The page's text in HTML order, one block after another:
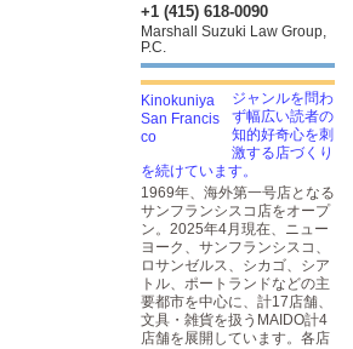
+1 (415) 618-0090
Marshall Suzuki Law Group,
P.C.
ジャンルを問わ
ず幅広い読者の
知的好奇心を刺
激する店づくり
を続けています。
1969年、海外第一号店となる
サンフランシスコ店をオープ
ン。2025年4月現在、ニュー
ヨーク、サンフランシスコ、
ロサンゼルス、シカゴ、シア
トル、ポートランドなどの主
要都市を中心に、計17店舗、
文具・雑貨を扱うMAIDO計4
店舗を展開しています。各店